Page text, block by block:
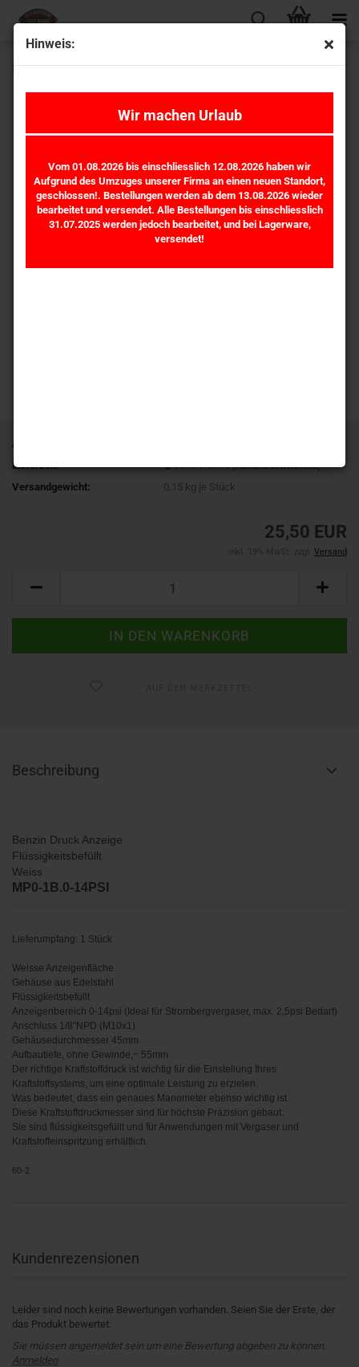
Hinweis:
Wir machen Urlaub
Vom 01.08.2026 bis einschliesslich 12.08.2026 haben wir
Aufgrund des Umzuges unserer Firma an einen neuen Standort,
geschlossen!. Bestellungen werden ab dem 13.08.2026 wieder
bearbeitet und versendet. Alle Bestellungen bis einschliesslich
31.07.2025 werden jedoch bearbeitet, und bei Lagerware,
versendet!
Benzin Druck Anzeige Weiss MP0-1B.0-14PSI *
Art.Nr.:
Lieferzeit:
ca. 1 Woche(Ausland abweichend)
Versandgewicht: 0.15 kg je Stück
25,50 EUR
Versand
Beschreibung
Benzin Druck Anzeige
Flüssigkeitsbefüllt
Weiss
MP0-1B.0-14PSI
Lieferumpfang: 1 Stück
Weisse Anzeigenfläche
Gehäuse aus Edelstahl
Flüssigkeitsbefüllt
Anzeigenbereich 0-14psi (Ideal für Strombergvergaser, max. 2,5psi Bedarf)
Anschluss 1/8"NPD (M10x1)
Gehäusedurchmesser 45mm
Aufbautiefe, ohne Gewinde,~ 55mm
Der richtige Kraftstoffdruck ist wichtig für die Einstellung Ihres
Kraftstoffsystems, um eine optimale Leistung zu erzielen.
Was bedeutet, dass ein genaues Manometer ebenso wichtig ist.
Diese Kraftstoffdruckmesser sind für höchste Präzision gebaut.
Sie sind flüssigkeitsgefüllt und für Anwendungen mit Vergaser und
Kraftstoffeinspritzung erhältlich.
60-2
Kundenrezensionen
Leider sind noch keine Bewertungen vorhanden. Seien Sie der Erste, der
das Produkt bewertet.
Sie müssen angemeldet sein um eine Bewertung abgeben zu können.
Anmelden